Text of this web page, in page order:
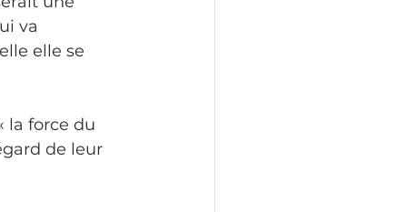
va
elle se
la force du
de leur